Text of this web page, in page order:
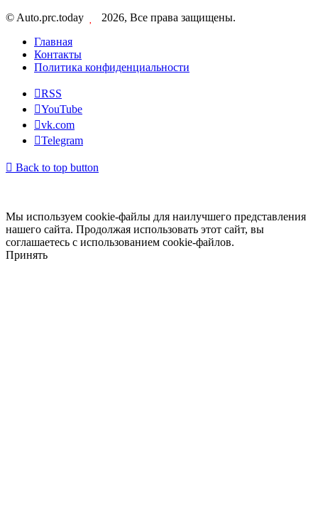
© Auto.prc.today
2026, Все права защищены.
Главная
Контакты
Политика конфиденциальности
RSS
YouTube
vk.com
Telegram
Back to top button
Мы используем cookie-файлы для наилучшего представления
нашего сайта. Продолжая использовать этот сайт, вы
соглашаетесь с использованием cookie-файлов.
Принять